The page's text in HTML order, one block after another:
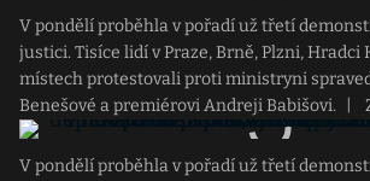
V pondělí proběhla v pořadí už třetí
justici. Tisíce lidí v Praze, Brně, Plzni, Hradci
místech protestovali proti ministryni
Benešové a premiérovi Andreji Babišovi.
V pondělí proběhla v pořadí už třetí